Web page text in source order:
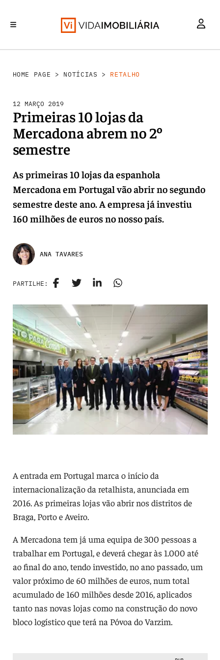
HOME PAGE > NOTÍCIAS > RETALHO
12 MARÇO 2019
Primeiras 10 lojas da
Mercadona abrem no 2º
semestre
As primeiras 10 lojas da espanhola
Mercadona em Portugal vão abrir no segundo
semestre deste ano. A empresa já investiu
160 milhões de euros no nosso país.
ANA TAVARES
PARTILHE:
A entrada em Portugal marca o início da
internacionalização da retalhista, anunciada em
2016. As primeiras lojas vão abrir nos distritos de
Braga, Porto e Aveiro.
A Mercadona tem já uma equipa de 300 pessoas a
trabalhar em Portugal, e deverá chegar às 1.000 até
ao final do ano, tendo investido, no ano passado, um
valor próximo de 60 milhões de euros, num total
acumulado de 160 milhões desde 2016, aplicados
tanto nas novas lojas como na construção do novo
bloco logístico que terá na Póvoa do Varzim.